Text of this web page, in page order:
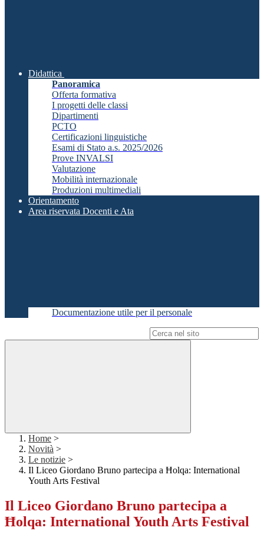
Didattica
Panoramica
Offerta formativa
I progetti delle classi
Dipartimenti
PCTO
Certificazioni linguistiche
Esami di Stato a.s. 2025/2026
Prove INVALSI
Valutazione
Mobilità internazionale
Produzioni multimediali
Orientamento
Area riservata Docenti e Ata
Documentazione utile per il personale
Home >
Novità >
Le notizie >
Il Liceo Giordano Bruno partecipa a Ħolqa: International
Youth Arts Festival
Il Liceo Giordano Bruno partecipa a
Ħolqa: International Youth Arts Festival